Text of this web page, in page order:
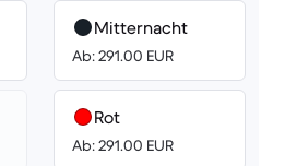
Mitternacht
Ab: 291.00 EUR
Rot
Ab: 291.00 EUR